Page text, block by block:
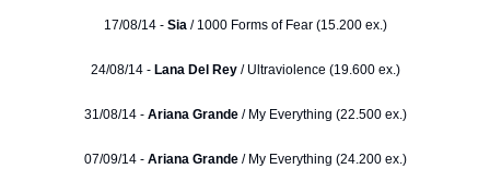
17/08/14 - Sia / 1000 Forms of Fear (15.200 ex.)
24/08/14 -Lana Del Rey/ Ultraviolence (19.600 ex.)
31/08/14 - Ariana Grande/ My Everything (22.500 ex.)
07/09/14 - Ariana Grande/ My Everything (24.200 ex.)